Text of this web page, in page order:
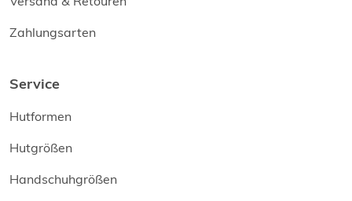
Zahlungsarten
Service
Hutformen
Hutgrößen
Handschuhgrößen